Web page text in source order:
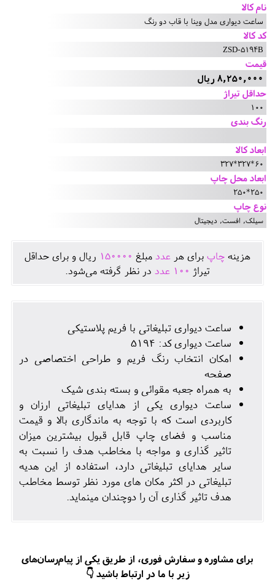
نام کالا
ساعت دیواری مدل وینا با قاب دو رنگ
کد کالا
ZSD-5194B
قیمت
8,250,000 ریال
حداقل تیراژ
100
رنگ بندی
ابعاد کالا
60*327*327
ابعاد محل چاپ
250*250
نوع چاپ
سیلک, افست, دیجیتال
هزينه چاپ برای هر عدد مبلغ 150000 ريال و برای حداقل
تيراژ 100 عدد در نظر گرفته می‌شود.
ساعت دیواری تبلیغاتی با فریم پلاستیکی
ساعت دیواری کد: 5194
امکان انتخاب رنگ فریم و طراحی اختصاصی در
صفحه
به همراه جعبه مقوائی و بسته بندی شیک
ساعت دیواری یکی از هدایای تبلیغاتی ارزان و
کاربردی است که با توجه به ماندگاری بالا و قیمت
مناسب و فضای چاپ قابل قبول بیشترین میزان
تاثیر گذاری و مواجه با مخاطب هدف را نسبت به
سایر هدایای تبلیغاتی دارد، استفاده از این هدیه
تبلیغاتی در اکثر مکان های مورد نظر توسط مخاطب
هدف تاثیر گذاری آن را دوچندان مینماید.
برای مشاوره و سفارش فوری، از طریق یکی از پیام‌رسان‌های
زیر با ما در ارتباط باشید 👇